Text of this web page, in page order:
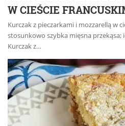
W CIEŚCIE
Kurczak z pieczarkami i mozzarellą w
stosunkowo szybka mięsna
Kurczak z…